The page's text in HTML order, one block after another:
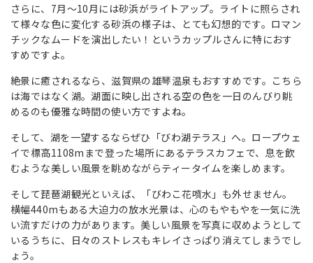
さらに、7月～10月には砂浜がライトアップ。ライトに照らされ
て様々な色に変化する砂浜の様子は、とても幻想的です。ロマン
チックなムードを演出したい！というカップルさんに特におす
すめですよ。
絶景に癒されるなら、滋賀県の雄琴温泉もおすすめです。こちら
は海ではなく湖。湖面に映し出される空の色を一日のんびり眺
めるのも優雅な時間の使い方ですよね。
そして、湖を一望するならぜひ「びわ湖テラス」へ。ロープウェ
イで標高1108mまで登った場所にあるテラスカフェで、息を飲
むような美しい風景を眺めながらティータイムを楽しめます。
そして琵琶湖観光といえば、「びわこ花噴水」も外せません。
横幅440mもある大迫力の放水光景は、心のもやもやを一気に洗
い流すだけの力があります。美しい風景を写真に収めようとして
いるうちに、日々のストレスもキレイさっぱり消えてしまうでし
ょう。